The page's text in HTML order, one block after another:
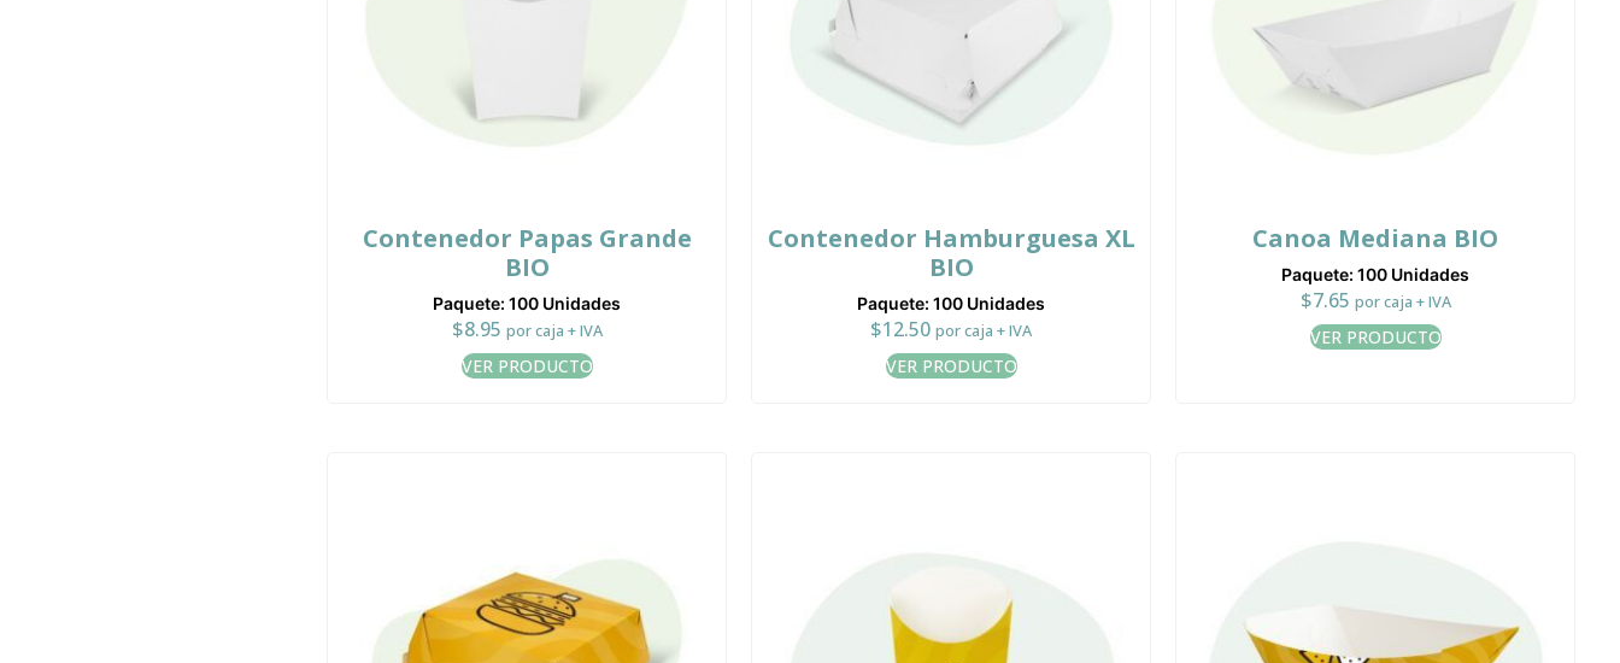
Contenedor Papas Grande
BIO
Paquete: 100 Unidades
$8.95 por caja + IVA
VER PRODUCTO
Contenedor Hamburguesa XL
BIO
Paquete: 100 Unidades
$12.50 por caja + IVA
VER PRODUCTO
Canoa Mediana BIO
Paquete: 100 Unidades
$7.65 por caja + IVA
VER PRODUCTO